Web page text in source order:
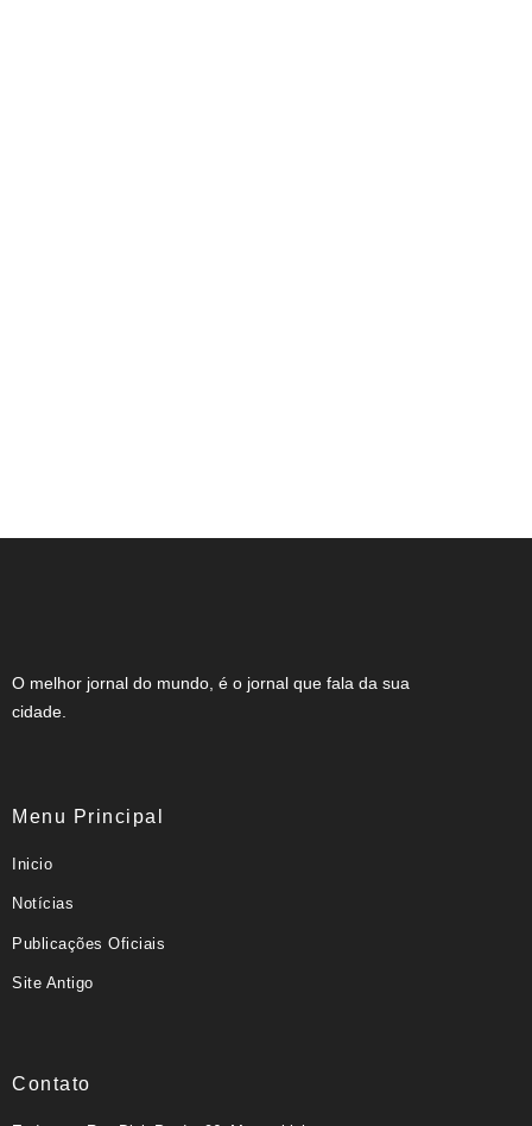
O melhor jornal do mundo, é o jornal que fala da sua
cidade.
Menu Principal
Inicio
Notícias
Publicações Oficiais
Site Antigo
Contato